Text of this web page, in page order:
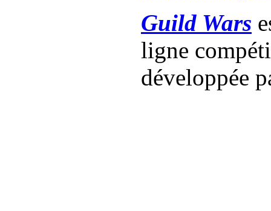
Guild Wars
ligne
développée